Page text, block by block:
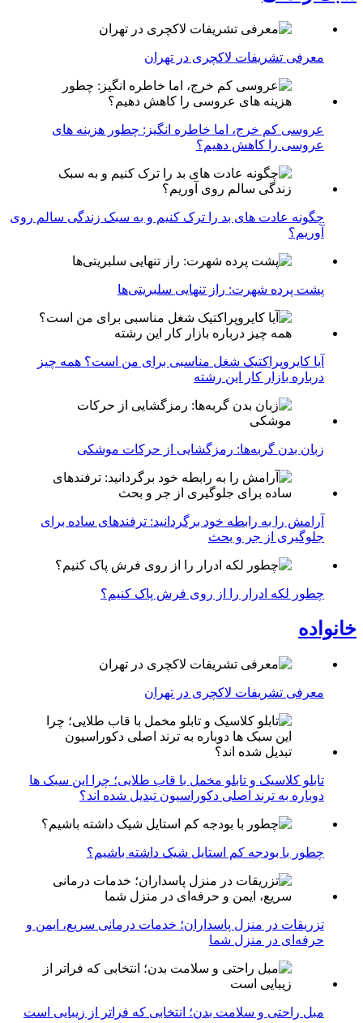
معرفی تشریفات لاکچری در تهران
عروسی کم خرج، اما خاطره انگیز: چطور هزینه های
عروسی را کاهش دهیم؟
چگونه عادت‌ های بد را ترک کنیم و به سبک زندگی سالم روی
آوریم؟
پشت پرده شهرت: راز تنهایی سلبریتی‌ها
آیا کایروپراکتیک شغل مناسبی برای من است؟ همه چیز
درباره بازار کار این رشته
زبان بدن گربه‌ها: رمزگشایی از حرکات موشکی
آرامش را به رابطه خود برگردانید: ترفندهای ساده برای
جلوگیری از جر و بحث
چطور لکه ادرار را از روی فرش پاک کنیم؟
خانواده
معرفی تشریفات لاکچری در تهران
تابلو کلاسیک و تابلو مخمل با قاب طلایی؛ چرا این سبک ها
دوباره به ترند اصلی دکوراسیون تبدیل شده اند؟
چطور با بودجه کم استایل شیک داشته باشیم؟
تزریقات در منزل پاسداران؛ خدمات درمانی سریع، ایمن و
حرفه‌ای در منزل شما
مبل راحتی و سلامت بدن؛ انتخابی که فراتر از زیبایی است